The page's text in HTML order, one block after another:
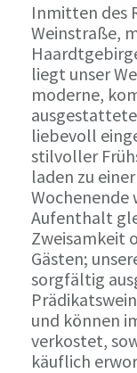
Inmitten des
Weinstraße,
liegt unser
moderne,
liebevoll
stilvoller
laden zu
Wochenende
Aufenthalt
Zweisamkeit
Gästen;
sorgfältig
und können
verkostet,
käuflich